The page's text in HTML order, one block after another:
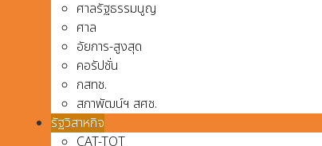
ศาลรัฐธรรมนูญ
ศาล
อัยการ-สูงสุด
คอรัปชั่น
กสทช.
สภาพัฒน์ฯ สศช.
รัฐวิสาหกิจ
CAT-TOT